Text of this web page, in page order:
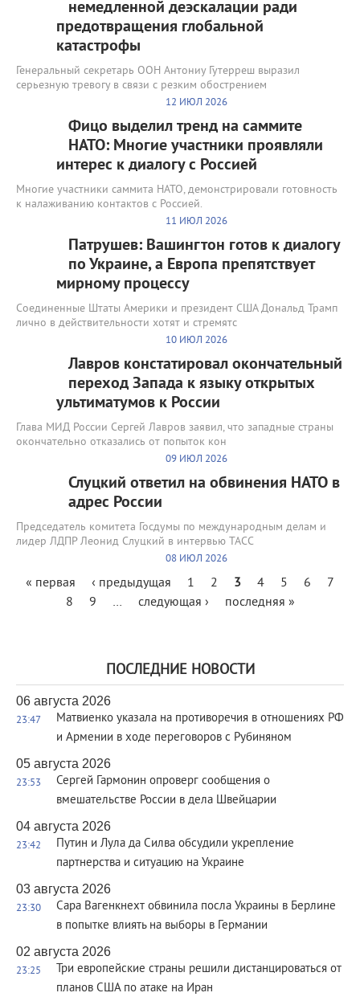
немедленной деэскалации ради
предотвращения глобальной
катастрофы
Генеральный секретарь ООН Антониу Гутерреш выразил
серьезную тревогу в связи с резким обострением
12 ИЮЛ 2026
Фицо выделил тренд на саммите
НАТО: Многие участники проявляли
интерес к диалогу с Россией
Многие участники саммита НАТО, демонстрировали готовность
к налаживанию контактов с Россией.
11 ИЮЛ 2026
Патрушев: Вашингтон готов к диалогу
по Украине, а Европа препятствует
мирному процессу
Соединенные Штаты Америки и президент США Дональд Трамп
лично в действительности хотят и стремятс
10 ИЮЛ 2026
Лавров констатировал окончательный
переход Запада к языку открытых
ультиматумов к России
Глава МИД России Сергей Лавров заявил, что западные страны
окончательно отказались от попыток кон
09 ИЮЛ 2026
Слуцкий ответил на обвинения НАТО в
адрес России
Председатель комитета Госдумы по международным делам и
лидер ЛДПР Леонид Слуцкий в интервью ТАСС
08 ИЮЛ 2026
Страницы
« первая ‹ предыдущая 1 2 3 4 5 6
7
8
9 … следующая › последняя »
ПОСЛЕДНИЕ НОВОСТИ
06 августа 2026
23:47
Матвиенко указала на противоречия в отношениях РФ
и Армении в ходе переговоров с Рубиняном
05 августа 2026
23:53
Сергей Гармонин опроверг сообщения о
вмешательстве России в дела Швейцарии
04 августа 2026
23:42
Путин и Лула да Силва обсудили укрепление
партнерства и ситуацию на Украине
03 августа 2026
23:30
Сара Вагенкнехт обвинила посла Украины в Берлине
в попытке влиять на выборы в Германии
02 августа 2026
23:25
Три европейские страны решили дистанцироваться от
планов США по атаке на Иран